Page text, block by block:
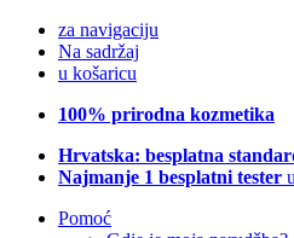
za navigaciju
Na sadržaj
u košaricu
100% prirodna kozmetika
Hrvatska: besplatna
Najmanje 1 besplatni tester
Pomoć